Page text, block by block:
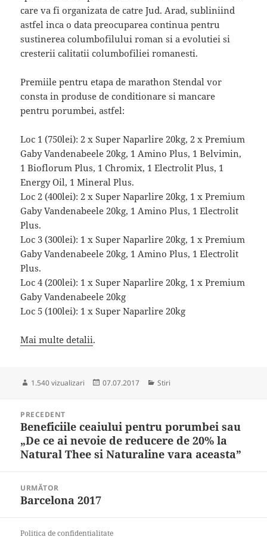
care va fi organizata de catre Jud. Arad, subliniind
astfel inca o data preocuparea continua pentru
sustinerea columbofilului roman si a evolutiei si
cresterii calitatii columbofiliei romanesti.
Premiile pentru etapa de marathon Stendal vor
consta in produse de conditionare si mancare
pentru porumbei, astfel:
Loc 1 (750lei): 2 x Super Naparlire 20kg, 2 x Premium
Gaby Vandenabeele 20kg, 1 Amino Plus, 1 Belvimin,
1 Bioflorum Plus, 1 Chromix, 1 Electrolit Plus, 1
Energy Oil, 1 Mineral Plus.
Loc 2 (400lei): 2 x Super Naparlire 20kg, 1 x Premium
Gaby Vandenabeele 20kg, 1 Amino Plus, 1 Electrolit
Plus.
Loc 3 (300lei): 1 x Super Naparlire 20kg, 1 x Premium
Gaby Vandenabeele 20kg, 1 Amino Plus, 1 Electrolit
Plus.
Loc 4 (200lei): 1 x Super Naparlire 20kg, 1 x Premium
Gaby Vandenabeele 20kg
Loc 5 (100lei): 1 x Super Naparlire 20kg
Mai multe detalii.
1.540 vizualizari
Publicat
07.07.2017 Categorii
Stiri
articole
PRECEDENT
Articolul
anterior:
Beneficiile ceaiului pentru porumbei sau
„De ce ai nevoie de reducere de 20% la
Natural Thee si Naturaline vara aceasta”
URMĂTOR
Articolul
Barcelona 2017
Politica de confidentialitate